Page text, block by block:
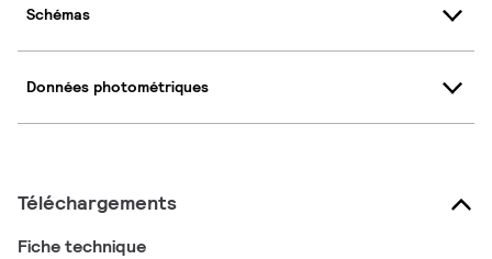
Schémas
Données photométriques
Téléchargements
Fiche technique